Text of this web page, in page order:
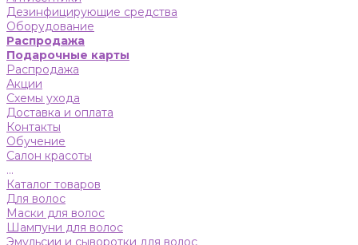
Дезинфицирующие средства
Оборудование
Распродажа
Подарочные карты
Распродажа
Акции
Схемы ухода
Доставка и оплата
Контакты
Обучение
Салон красоты
...
Каталог товаров
Для волос
Маски для волос
Шампуни для волос
Эмульсии и сыворотки для волос